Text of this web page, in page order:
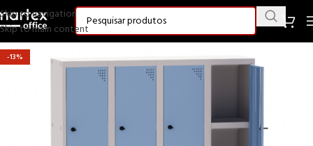
Skip to navigation
Skip to main content
-13%